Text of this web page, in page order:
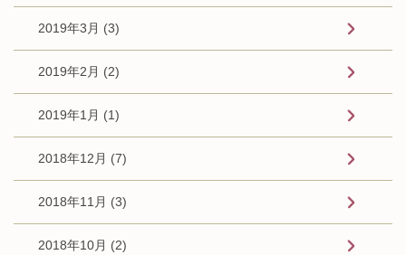
2019年3月 (3)
2019年2月 (2)
2019年1月 (1)
2018年12月 (7)
2018年11月 (3)
2018年10月 (2)